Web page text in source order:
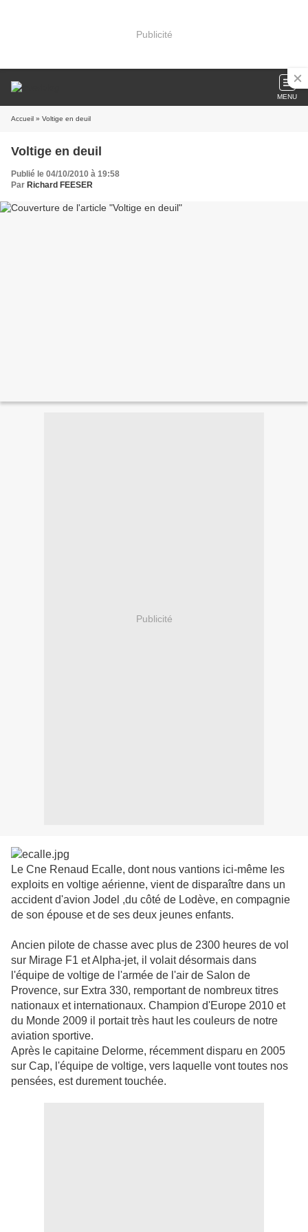
Publicité
MENU
Accueil » Voltige en deuil
Voltige en deuil
Publié le 04/10/2010 à 19:58
Par Richard FEESER
Publicité
Le Cne Renaud Ecalle, dont nous vantions ici-même les
exploits en voltige aérienne, vient de disparaître dans un
accident d'avion Jodel ,du côté de Lodève, en compagnie
de son épouse et de ses deux jeunes enfants.
Ancien pilote de chasse avec plus de 2300 heures de vol
sur Mirage F1 et Alpha-jet, il volait désormais dans
l'équipe de voltige de l'armée de l'air de Salon de
Provence, sur Extra 330, remportant de nombreux titres
nationaux et internationaux. Champion d'Europe 2010 et
du Monde 2009 il portait très haut les couleurs de notre
aviation sportive.
Après le capitaine Delorme, récemment disparu en 2005
sur Cap, l'équipe de voltige, vers laquelle vont toutes nos
pensées, est durement touchée.